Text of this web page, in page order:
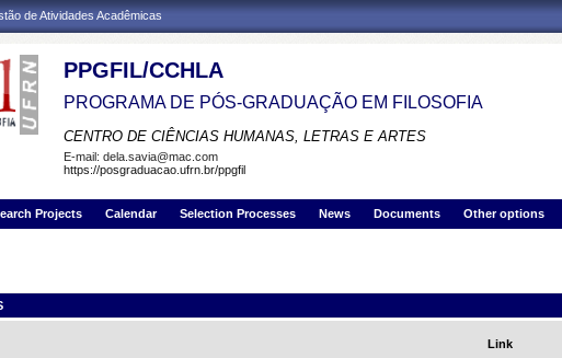
de Atividades Acadêmicas
PPGFIL/CCHLA
PROGRAMA DE PÓS-GRADUAÇÃO EM FILOSOFIA
CENTRO DE CIÊNCIAS HUMANAS, LETRAS E ARTES
E-mail: dela.savia@mac.com
https://posgraduacao.ufrn.br/ppgfil
Projects Calendar Selection Processes News Documents Other options
Link